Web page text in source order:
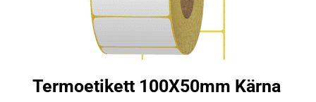
Termoetikett 100X50mm Kärna